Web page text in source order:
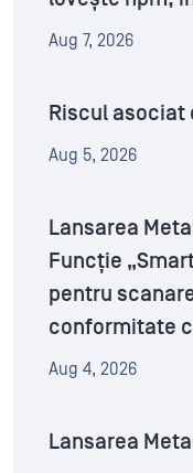
Aug 7, 2026
Riscul asociat
Aug 5, 2026
Lansarea
Funcție
pentru
conformitate
Aug 4, 2026
Lansarea